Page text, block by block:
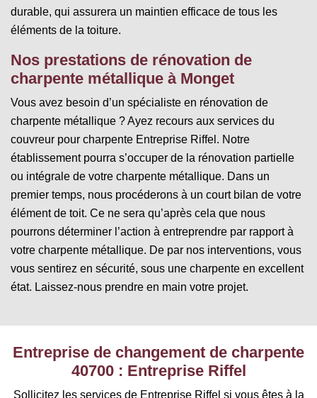
durable, qui assurera un maintien efficace de tous les
éléments de la toiture.
Nos prestations de rénovation de
charpente métallique à Monget
Vous avez besoin d’un spécialiste en rénovation de
charpente métallique ? Ayez recours aux services du
couvreur pour charpente Entreprise Riffel. Notre
établissement pourra s’occuper de la rénovation partielle
ou intégrale de votre charpente métallique. Dans un
premier temps, nous procéderons à un court bilan de votre
élément de toit. Ce ne sera qu’après cela que nous
pourrons déterminer l’action à entreprendre par rapport à
votre charpente métallique. De par nos interventions, vous
vous sentirez en sécurité, sous une charpente en excellent
état. Laissez-nous prendre en main votre projet.
Entreprise de changement de charpente
40700 : Entreprise Riffel
Sollicitez les services de Entreprise Riffel si vous êtes à la